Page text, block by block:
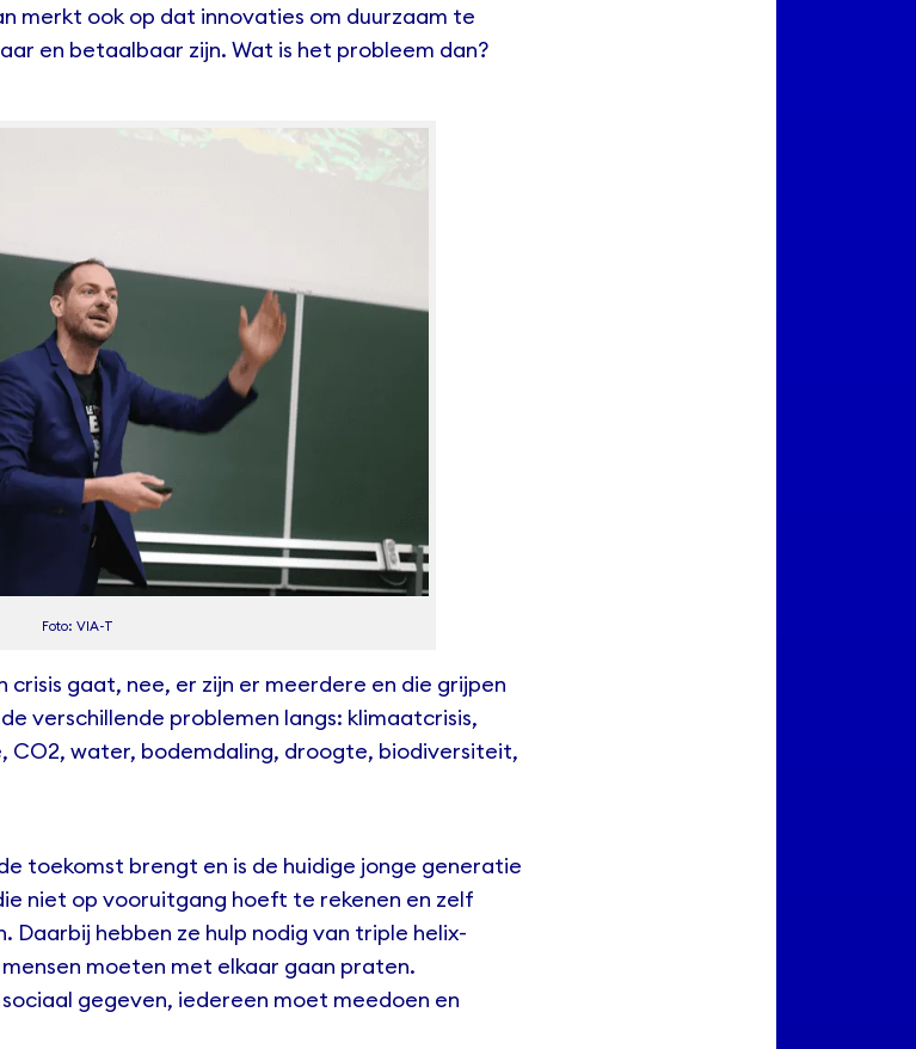
merkt ook op dat innovaties om duurzaam te
en betaalbaar zijn. Wat is het probleem dan?
Foto: VIA-T
gaat, nee, er zijn er meerdere en die grijpen
verschillende problemen langs: klimaatcrisis,
CO2, water, bodemdaling, droogte, biodiversiteit,
toekomst brengt en is de huidige jonge generatie
niet op vooruitgang hoeft te rekenen en zelf
Daarbij hebben ze hulp nodig van triple helix-
moeten met elkaar gaan praten.
sociaal gegeven, iedereen moet meedoen en